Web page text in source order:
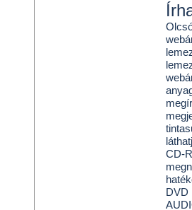
CD-
DVD